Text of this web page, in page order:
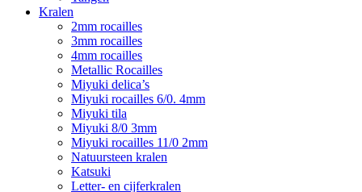
Kralen
2mm rocailles
3mm rocailles
4mm rocailles
Metallic Rocailles
Miyuki delica’s
Miyuki rocailles 6/0. 4mm
Miyuki tila
Miyuki 8/0 3mm
Miyuki rocailles 11/0 2mm
Natuursteen kralen
Katsuki
Letter- en cijferkralen